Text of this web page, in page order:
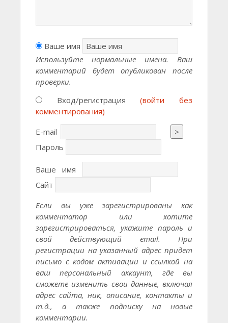
Ваше имя
Используйте нормальные имена. Ваш
комментарий будет опубликован после
проверки.
Вход/регистрация(войти без
комментирования)
E-mail
>
Пароль
Ваше имя
Сайт
Если вы уже зарегистрированы как
комментатор или хотите
зарегистрироваться, укажите пароль и
свой действующий email. При
регистрации на указанный адрес придет
письмо с кодом активации и ссылкой на
ваш персональный аккаунт, где вы
сможете изменить свои данные, включая
адрес сайта, ник, описание, контакты и
т.д., а также подписку на новые
комментарии.